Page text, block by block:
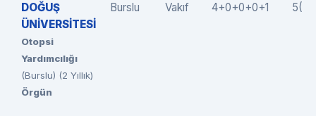
DOĞUŞ
ÜNİVERSİTESİ
Otopsi
Yardımcılığı
(Burslu) (2 Yıllık)
Örgün
Burslu Vakıf 4+0+0+0+1